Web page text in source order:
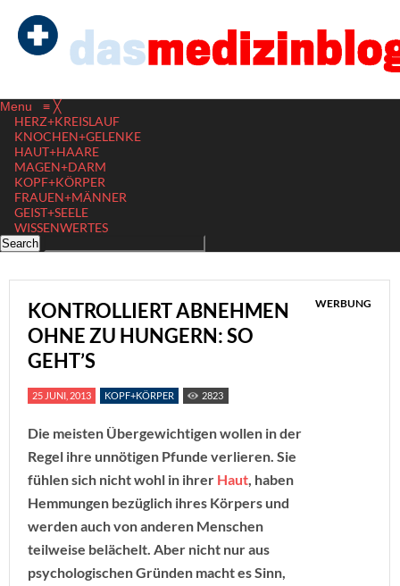
Menu ≡ ╳
HERZ+KREISLAUF
KNOCHEN+GELENKE
HAUT+HAARE
MAGEN+DARM
KOPF+KÖRPER
FRAUEN+MÄNNER
GEIST+SEELE
WISSENWERTES
KONTROLLIERT ABNEHMEN
OHNE ZU HUNGERN: SO
GEHT’S
WERBUNG
25 JUNI, 2013 KOPF+KÖRPER 2823
Die meisten Übergewichtigen wollen in der
Regel ihre unnötigen Pfunde verlieren. Sie
fühlen sich nicht wohl in ihrer Haut, haben
Hemmungen bezüglich ihres Körpers und
werden auch von anderen Menschen
teilweise belächelt. Aber nicht nur aus
psychologischen Gründen macht es Sinn,